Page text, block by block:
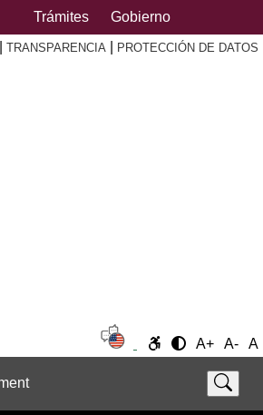
Trámites Gobierno
TRANSPARENCIA PROTECCIÓN DE DATOS
A+ A- A